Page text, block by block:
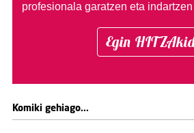
profesionala garatzen eta
Egin
Komiki gehiago...